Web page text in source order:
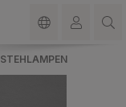
STEHLAMPEN